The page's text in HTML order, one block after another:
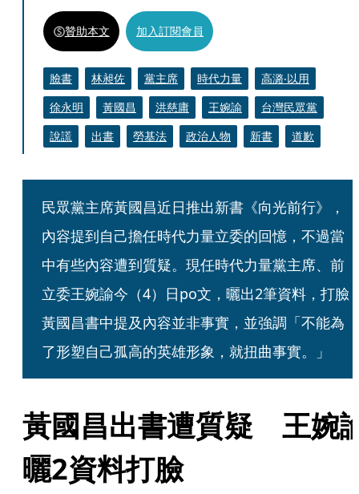
贊助本文 加入訂閱會員
臉書 林昶佐 黨主席 時代力量
高潞‧以用
徐永明
黃國昌 洪慈庸 王婉諭
台灣民眾黨
說謊
出書 勞基法 政治人物 新書 道歉
民眾黨主席黃國昌近日推出新書《向光前行》，
內容提到自己擔任時代力量立委的回憶，不過當
中有些內容遭到質疑。現任時代力量黨主席、前
立委王婉諭今（4）日po文，曬出2筆資料，打臉
黃國昌書中提及內容並非事實，並強調「不能為
了形塑自己孤高的英雄形象，就扭曲事實。」
黃國昌出書遭質疑　王婉
曬2資料打臉